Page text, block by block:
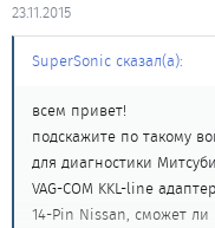
23.11.2015
SuperSonic сказал(а):
всем привет!
подскажите по такому
для диагностики
VAG-COM KKL-line
14-Pin Nissan, сможет